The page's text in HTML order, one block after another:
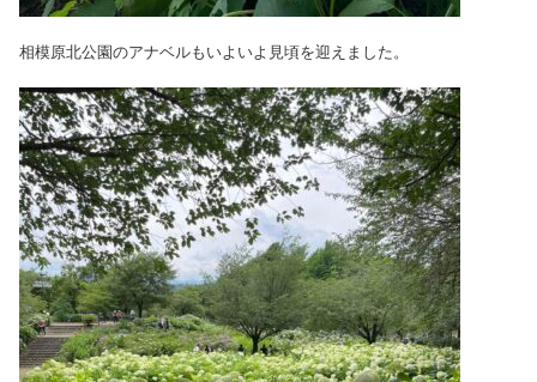
相模原北公園のアナベルもいよいよ見頃を迎えました。